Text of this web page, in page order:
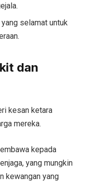
selamat untuk
dan
kesan ketara
mereka.
kepada
yang mungkin
kewangan yang